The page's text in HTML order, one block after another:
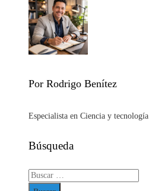
Por Rodrigo Benítez
Especialista en Ciencia y tecnología
Búsqueda
Buscar: